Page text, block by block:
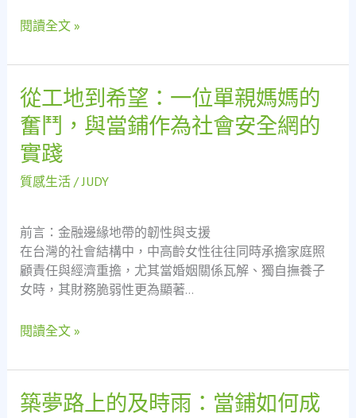
當
如
何
成
為
新
手
爸
社
會
安
全
閱讀全文 »
從工地到希望：一位單親媽媽的
奮鬥，與當鋪作為社會安全網的
實踐
質感生活/JUDY
前言：金融邊緣地帶的韌性與支援
在台灣的社會結構中，中高齡女性往往同時承擔家庭照
顧責任與經濟重擔，尤其當婚姻關係瓦解、獨自撫養子
女時，其財務脆弱性更為顯著…
從
工
地
到
望：
位
單
親
媽
的
奮
當
閱讀全文 »
築夢路上的及時雨：當鋪如何成
築